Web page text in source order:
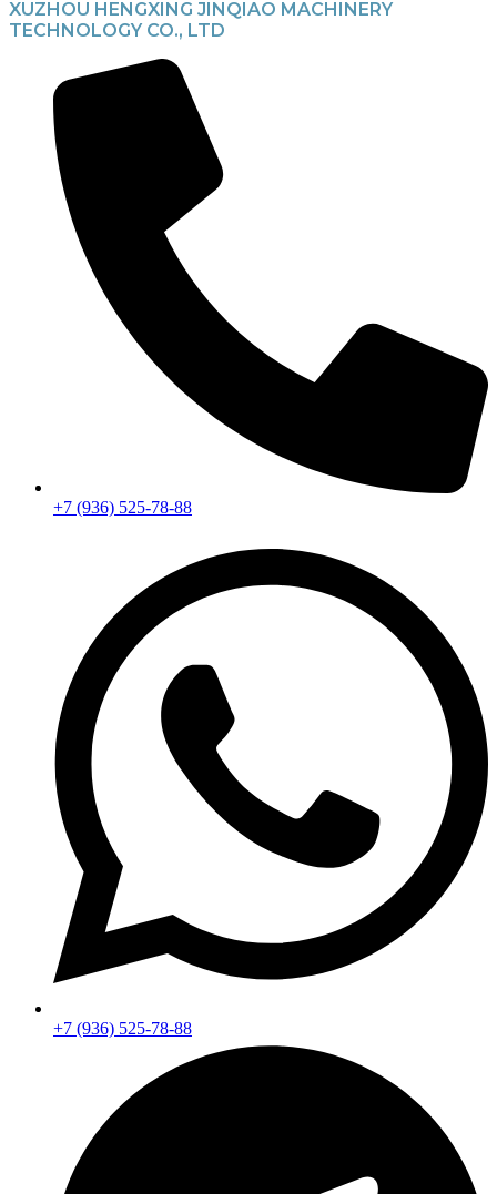
XUZHOU HENGXING JINQIAO MACHINERY
TECHNOLOGY CO., LTD
+7 (936) 525-78-88
+7 (936) 525-78-88